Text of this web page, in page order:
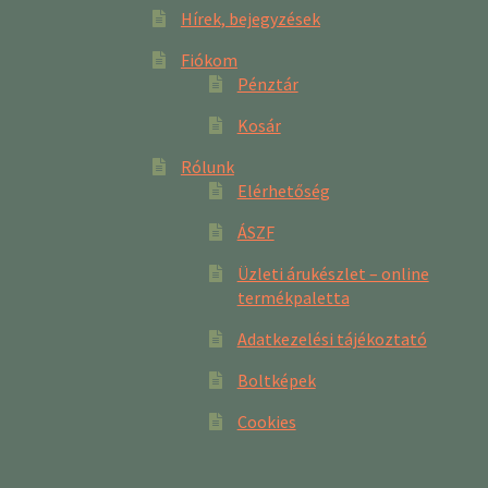
Hírek, bejegyzések
Fiókom
Pénztár
Kosár
Rólunk
Elérhetőség
ÁSZF
Üzleti árukészlet – online
termékpaletta
Adatkezelési tájékoztató
Boltképek
Cookies